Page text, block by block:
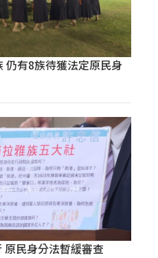
仍有8族待獲法定原民身
原民身分法暫緩審查